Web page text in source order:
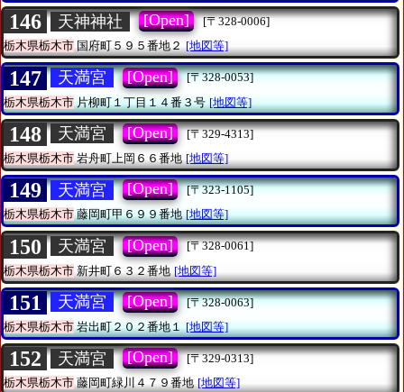
146 天神神社 [Open]
[〒328-0006]
栃木県栃木市国府町５９５番地２ [地図等]
147 天満宮 [Open]
[〒328-0053]
栃木県栃木市片柳町１丁目１４番３号 [地図等]
148 天満宮 [Open]
[〒329-4313]
栃木県栃木市 岩舟町上岡６６番地 [地図等]
149 天満宮 [Open]
[〒323-1105]
栃木県栃木市藤岡町甲６９９番地 [地図等]
150 天満宮 [Open]
[〒328-0061]
栃木県栃木市 新井町６３２番地 [地図等]
151 天満宮 [Open]
[〒328-0063]
栃木県栃木市岩出町２０２番地１ [地図等]
152 天満宮 [Open]
[〒329-0313]
栃木県栃木市藤岡町緑川４７９番地 [地図等]